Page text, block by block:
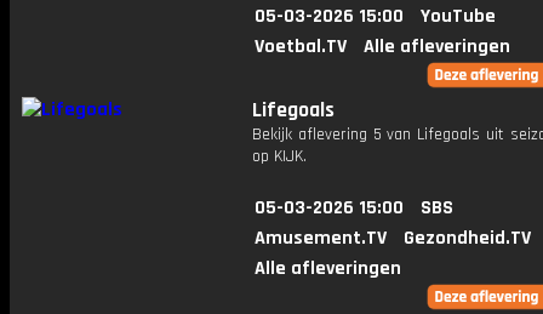
05-03-2026 15:00
YouTube
Voetbal.TV
Alle afleveringen
Lifegoals
Bekijk aflevering 5 van Lifegoals uit
op KIJK.
05-03-2026 15:00
SBS
Amusement.TV
Gezondheid.TV
Alle afleveringen